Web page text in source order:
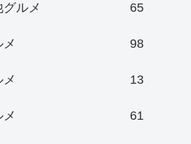
ルメ 65
98
13
61